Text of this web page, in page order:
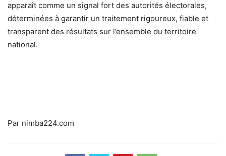
apparaît comme un signal fort des autorités électorales,
déterminées à garantir un traitement rigoureux, fiable et
transparent des résultats sur l’ensemble du territoire
national.
Par nimba224.com